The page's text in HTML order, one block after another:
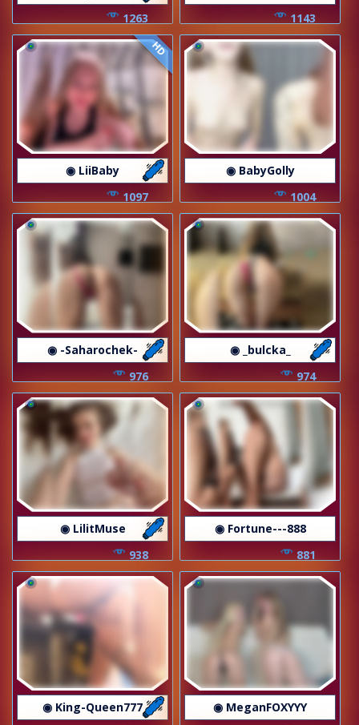
1263
1143
HD
◉ LiiBaby
1097
◉ BabyGolly
1004
◉ -Saharochek-
976
◉ _bulcka_
974
◉ LilitMuse
938
◉ Fortune---888
881
◉ King-Queen777
◉ MeganFOXYYY